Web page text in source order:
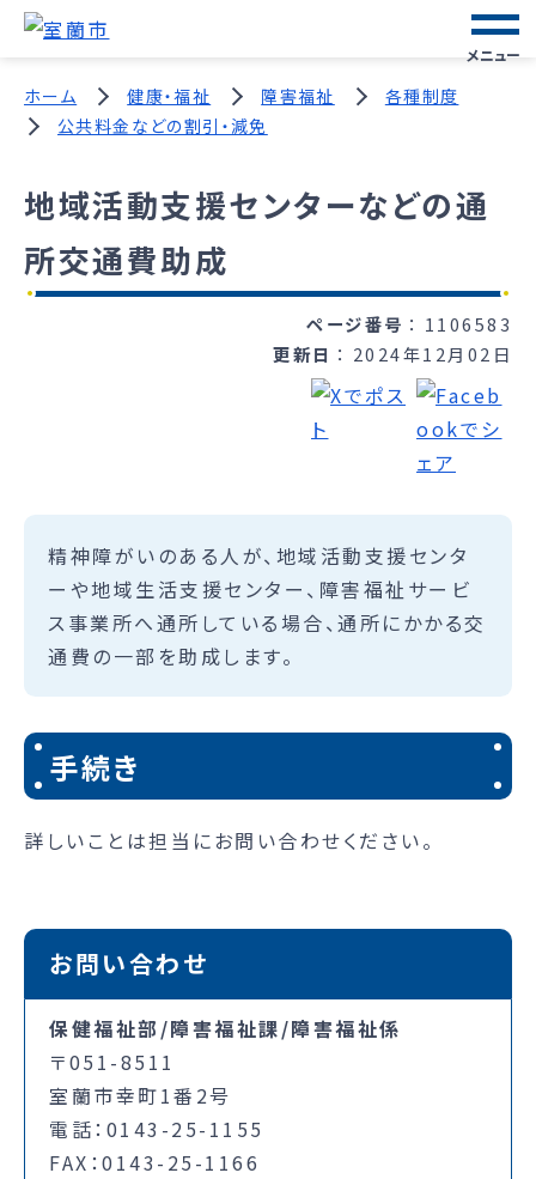
メニュー
ホーム 健康・福祉 障害福祉
各種制度
公共料金などの割引・減免
地域活動支援センターなどの通
所交通費助成
ページ番号
1106583
更新日
2024年12月02日
精神障がいのある人が、地域活動支援センタ
ーや地域生活支援センター、障害福祉サービ
ス事業所へ通所している場合、通所にかかる交
通費の一部を助成します。
手続き
詳しいことは担当にお問い合わせください。
お問い合わせ
保健福祉部/障害福祉課/障害福祉係
〒051-8511
室蘭市幸町1番2号
電話：0143-25-1155
FAX：0143-25-1166